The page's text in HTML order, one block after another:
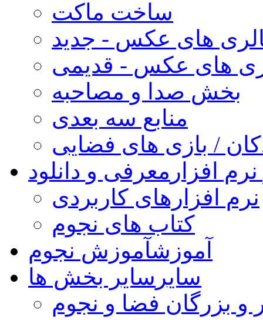
ساخت ماکت
های عکس - جدید
های عکس - قدیمی
بخش صدا و مصاحبه
منابع سه بعدی
/ بازی های فضایی
افزار معرفی و دانلود
نرم افزارهای کاربردی
کتاب های نجوم
آموزشآموزش نجوم
سایر سایر بخش ها
و بزرگان فضا و نجوم